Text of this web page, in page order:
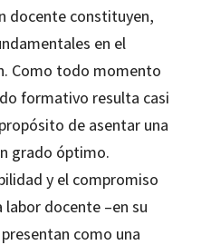
docente constituyen,
en el
Como todo momento
formativo resulta casi
de asentar una
grado óptimo.
y el compromiso
docente –en su
como una